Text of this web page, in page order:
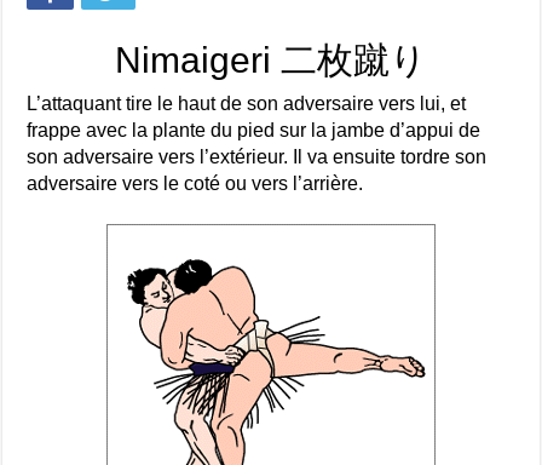
Nimaigeri 二枚蹴り
L’attaquant tire le haut de son adversaire vers lui, et
frappe avec la plante du pied sur la jambe d’appui de
son adversaire vers l’extérieur. Il va ensuite tordre son
adversaire vers le coté ou vers l’arrière.